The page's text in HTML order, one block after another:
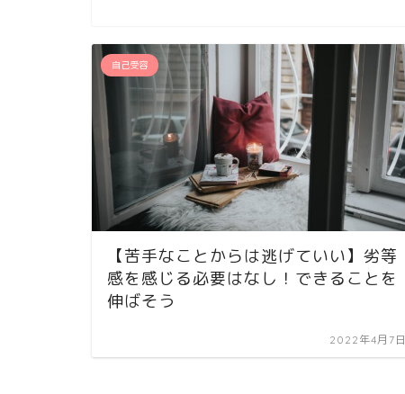
自己受容
【苦手なことからは逃げていい】劣等
感を感じる必要はなし！できることを
伸ばそう
2022年4月7日